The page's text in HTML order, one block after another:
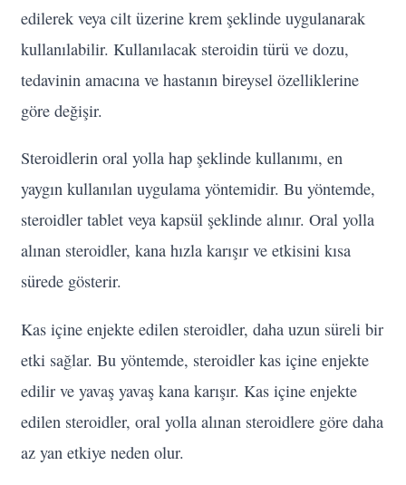
edilerek veya cilt üzerine krem şeklinde uygulanarak
kullanılabilir. Kullanılacak steroidin türü ve dozu,
tedavinin amacına ve hastanın bireysel özelliklerine
göre değişir.
Steroidlerin oral yolla hap şeklinde kullanımı, en
yaygın kullanılan uygulama yöntemidir. Bu yöntemde,
steroidler tablet veya kapsül şeklinde alınır. Oral yolla
alınan steroidler, kana hızla karışır ve etkisini kısa
sürede gösterir.
Kas içine enjekte edilen steroidler, daha uzun süreli bir
etki sağlar. Bu yöntemde, steroidler kas içine enjekte
edilir ve yavaş yavaş kana karışır. Kas içine enjekte
edilen steroidler, oral yolla alınan steroidlere göre daha
az yan etkiye neden olur.